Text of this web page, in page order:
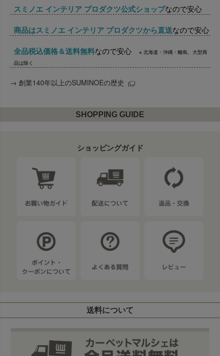
スミノエ インテリア プロダクツ公式ショップなので安心
商品はスミノエ インテリア プロダクツから直送なので安心
全品税込価格＆送料無料なので安心
※ 北海道・沖縄・離島、大型商
品は除く
→ 創業140年以上のSUMINOEの歴史
SHOPPING GUIDE
ショッピングガイド
送料について